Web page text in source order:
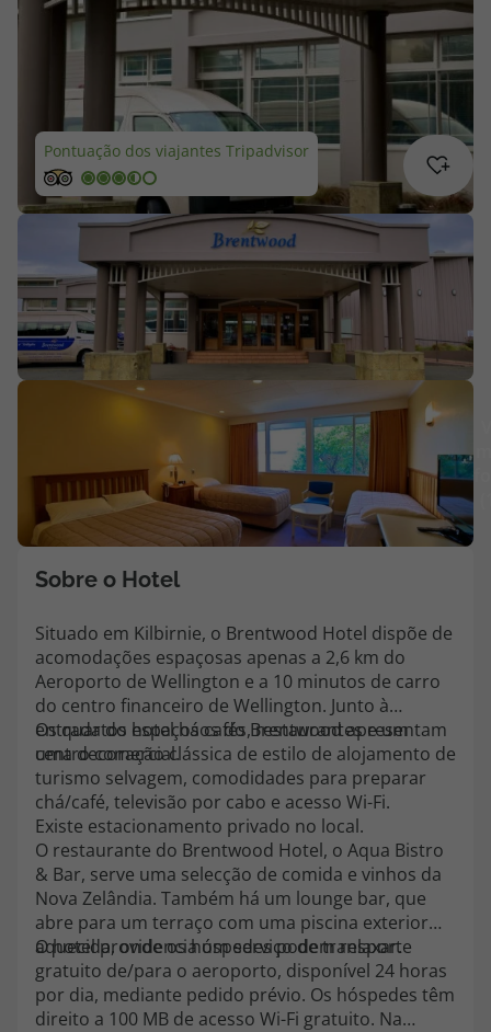
Especialistas
Cheque Viagem
Rede de Lojas
Blog TopViagens
Área de Cliente
Agências
Contactos
Apoio ao cliente em Portugal
218 925 471
218 925 471
Custo de uma chamada para a rede fixa nacional.
A sua agência de viagens Top Atlântico tem a preocupação de estar
sempre mais perto de si, para maior comodidade e total facilidade
na marcação das suas viagens, tem ainda ao seu dispor o nosso call
center a funcionar todos os dias úteis das 10:00 às 20:00 e Sábado
das 10:00 às 14:00.
topatlantico@topatlantico.com
Pontuação dos viajantes Tripadvisor
Sobre o Hotel
Situado em Kilbirnie, o Brentwood Hotel dispõe de
acomodações espaçosas apenas a 2,6 km do
Aeroporto de Wellington e a 10 minutos de carro
do centro financeiro de Wellington. Junto à
entrada do hotel há cafés, restaurantes e um
centro comercial.
Os quartos espaçosos do Brentwood apresentam
uma decoração clássica de estilo de alojamento de
turismo selvagem, comodidades para preparar
chá/café, televisão por cabo e acesso Wi-Fi.
Existe estacionamento privado no local.
O restaurante do Brentwood Hotel, o Aqua Bistro
& Bar, serve uma selecção de comida e vinhos da
Nova Zelândia. Também há um lounge bar, que
abre para um terraço com uma piscina exterior
aquecida, onde os hóspedes podem relaxar.
O hotel providencia um serviço de transporte
gratuito de/para o aeroporto, disponível 24 horas
por dia, mediante pedido prévio. Os hóspedes têm
direito a 100 MB de acesso Wi-Fi gratuito. Na